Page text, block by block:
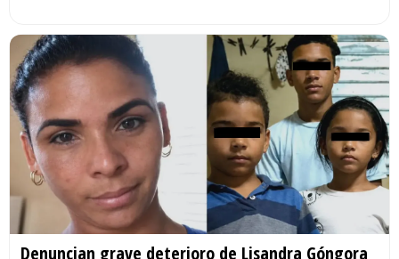
Denuncian grave deterioro de Lisandra Góngora